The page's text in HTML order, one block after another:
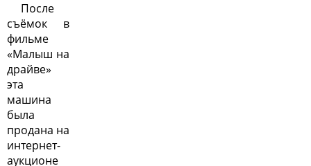
После
съёмок в
фильме
«Малыш на
драйве»
эта
машина
была
продана на
интернет-
аукционе